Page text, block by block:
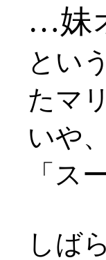
…妹
とい
たマ
いや
「ス
しば